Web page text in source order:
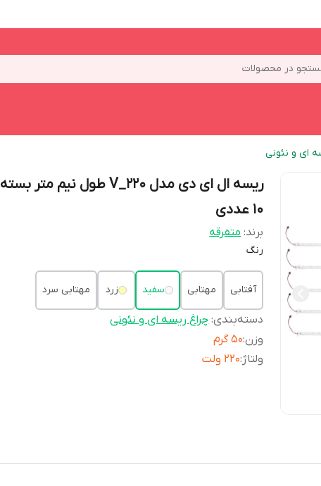
در محصولات
ای و نئونی
ریسه ال ای دی مدل V_220 طول نیم متر بسته
10 عددی
برند: متفرقه
رنگ
آفتابی مهتابی سفید زرد مهتابی سرد
دسته‌بندی:چراغ ریسه ای و نئونی
وزن:50 گرم
ولتاژ:220 ولت